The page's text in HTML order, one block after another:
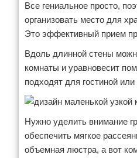
Все гениальное просто,
организовать место для
Это эффективный прием
Вдоль длинной стены
комнаты и уравновесит
подходят для гостиной
Нужно уделить внимание
обеспечить мягкое
объемная люстра, а вот